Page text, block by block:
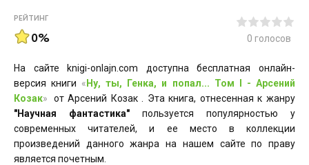
РЕЙТИНГ
0% 0 голосов
На сайте knigi-onlajn.com доступна бесплатная онлайн-
версия книги « Ну, ты, Генка, и попал... Том I - Арсений
Козак»
от Арсений Козак . Эта книга, отнесенная к жанру
"Научная фантастика" пользуется популярностью у
современных читателей, и ее место в коллекции
произведений данного жанра на нашем сайте по праву
является почетным.